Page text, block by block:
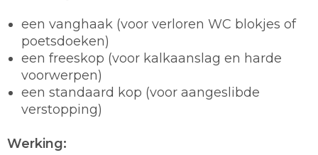
een vanghaak (voor verloren WC blokjes of
poetsdoeken)
een freeskop (voor kalkaanslag en harde
voorwerpen)
een standaard kop (voor aangeslibde
verstopping)
Werking: